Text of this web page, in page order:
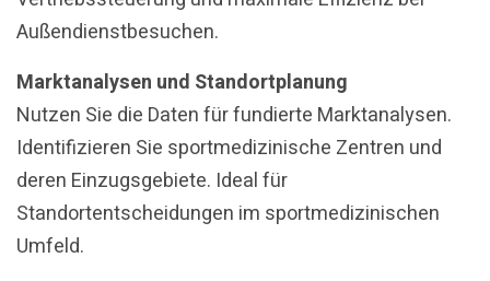
Außendienstbesuchen.
Marktanalysen und Standortplanung
Nutzen Sie die Daten für fundierte Marktanalysen.
Identifizieren Sie sportmedizinische Zentren und
deren Einzugsgebiete. Ideal für
Standortentscheidungen im sportmedizinischen
Umfeld.